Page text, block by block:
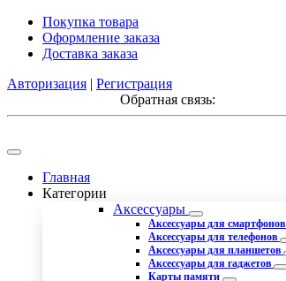
Покупка товара
Оформление заказа
Доставка заказа
Авторизация | Регистрация
Обратная связь:
Главная
Категории
Аксессуары
Аксессуары для смартфонов
Аксессуары для телефонов
Аксессуары для планшетов
Аксессуары для гаджетов
Карты памяти